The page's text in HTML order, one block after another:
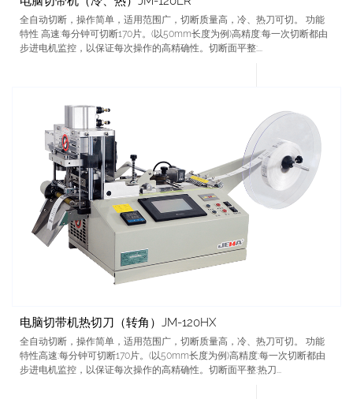
全自动切断，操作简单，适用范围广，切断质量高，冷、热刀可切。 功能
特性 高速:每分钟可切断170片。(以50mm长度为例)高精度:每一次切断都由
步进电机监控，以保证每次操作的高精确性。切断面平整:...
电脑切带机热切刀（转角）JM-120HX
全自动切断，操作简单，适用范围广，切断质量高，冷、热刀可切。 功能
特性高速:每分钟可切断170片。(以50mm长度为例)高精度:每一次切断都由
步进电机监控，以保证每次操作的高精确性。切断面平整:热刀...